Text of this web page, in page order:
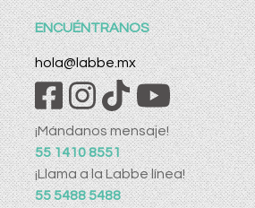
ENCUÉNTRANOS
hola@labbe.mx
¡Mándanos mensaje!
55 1410 8551
¡Llama a la Labbe línea!
55 5488 5488